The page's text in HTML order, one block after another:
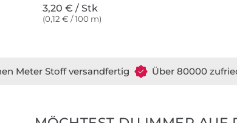
3,20 € / Stk
(0,12 € / 100 m)
Meter Stoff versandfertig Über 80000